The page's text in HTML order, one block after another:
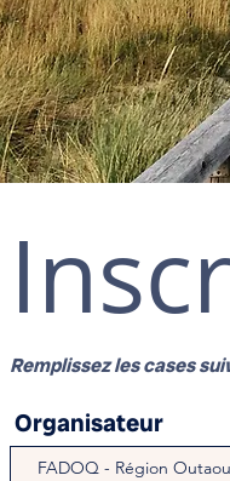
Remplissez les cases
Organisateur